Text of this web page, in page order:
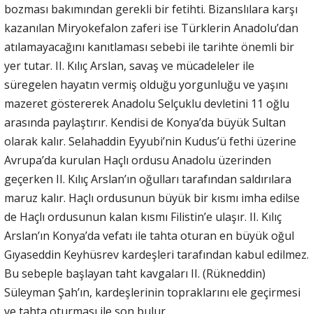
bozması bakımından gerekli bir fetihti. Bizanslılara karşı
kazanılan Miryokefalon zaferi ise Türklerin Anadolu’dan
atılamayacağını kanıtlaması sebebi ile tarihte önemli bir
yer tutar. II. Kılıç Arslan, savaş ve mücadeleler ile
süregelen hayatın vermiş olduğu yorgunluğu ve yaşını
mazeret göstererek Anadolu Selçuklu devletini 11 oğlu
arasında paylaştırır. Kendisi de Konya’da büyük Sultan
olarak kalır. Selahaddin Eyyubi’nin Kudus’ü fethi üzerine
Avrupa’da kurulan Haçlı ordusu Anadolu üzerinden
geçerken II. Kılıç Arslan’ın oğulları tarafından saldırılara
maruz kalır. Haçlı ordusunun büyük bir kısmı imha edilse
de Haçlı ordusunun kalan kısmı Filistin’e ulaşır. II. Kılıç
Arslan’ın Konya’da vefatı ile tahta oturan en büyük oğul
Gıyaseddin Keyhüsrev kardeşleri tarafından kabul edilmez.
Bu sebeple başlayan taht kavgaları II. (Rükneddin)
Süleyman Şah’ın, kardeşlerinin topraklarını ele geçirmesi